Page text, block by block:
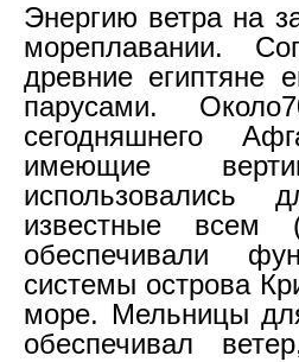
Энергию ветра на
мореплавании.
древние египтяне
парусами.
сегодняшнего
имеющие
известные всем
обеспечивали
системы острова
море. Мельницы
обеспечивал